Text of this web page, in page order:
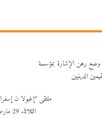
وضع رهن الإشارة بمؤسسة
الدينيين
ملتقى “إغبولا ن
الثلاثاء 29 مارس الجاري بورزازات